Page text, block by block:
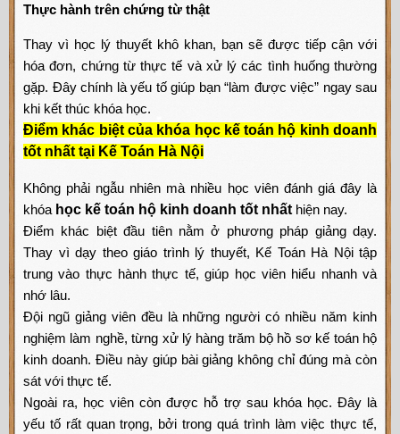
Thực hành trên chứng từ thật
Thay vì học lý thuyết khô khan, bạn sẽ được tiếp cận với
hóa đơn, chứng từ thực tế và xử lý các tình huống thường
gặp. Đây chính là yếu tố giúp bạn “làm được việc” ngay sau
khi kết thúc khóa học.
Điểm khác biệt của khóa học kế toán hộ kinh doanh
tốt nhất tại Kế Toán Hà Nội
Không phải ngẫu nhiên mà nhiều học viên đánh giá đây là
khóa học kế toán hộ kinh doanh tốt nhất hiện nay.
Điểm khác biệt đầu tiên nằm ở phương pháp giảng dạy.
Thay vì dạy theo giáo trình lý thuyết, Kế Toán Hà Nội tập
trung vào thực hành thực tế, giúp học viên hiểu nhanh và
nhớ lâu.
Đội ngũ giảng viên đều là những người có nhiều năm kinh
nghiệm làm nghề, từng xử lý hàng trăm bộ hồ sơ kế toán hộ
kinh doanh. Điều này giúp bài giảng không chỉ đúng mà còn
sát với thực tế.
Ngoài ra, học viên còn được hỗ trợ sau khóa học. Đây là
yếu tố rất quan trọng, bởi trong quá trình làm việc thực tế,